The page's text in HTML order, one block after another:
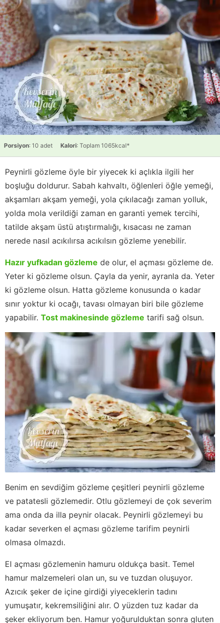
Porsiyon: 10 adet Kalori: Toplam 1065kcal*
Peynirli gözleme öyle bir yiyecek ki açlıkla ilgili her
boşluğu doldurur. Sabah kahvaltı, öğlenleri öğle yemeği,
akşamları akşam yemeği, yola çıkılacağı zaman yolluk,
yolda mola verildiği zaman en garanti yemek tercihi,
tatilde akşam üstü atıştırmalığı, kısacası ne zaman
nerede nasıl acıkılırsa acıkılsın gözleme yenebilir.
Hazır yufkadan gözleme de olur, el açması gözleme de.
Yeter ki gözleme olsun. Çayla da yenir, ayranla da. Yeter
ki gözleme olsun. Hatta gözleme konusunda o kadar
sınır yoktur ki ocağı, tavası olmayan biri bile gözleme
yapabilir. Tost makinesinde gözleme tarifi sağ olsun.
Benim en sevdiğim gözleme çeşitleri peynirli gözleme
ve patatesli gözlemedir. Otlu gözlemeyi de çok severim
ama onda da illa peynir olacak. Peynirli gözlemeyi bu
kadar severken el açması gözleme tarifim peynirli
olmasa olmazdı.
El açması gözlemenin hamuru oldukça basit. Temel
hamur malzemeleri olan un, su ve tuzdan oluşuyor.
Azıcık şeker de içine girdiği yiyeceklerin tadını
yumuşatır, kekremsiliğini alır. O yüzden tuz kadar da
şeker ekliyorum ben. Hamur yoğurulduktan sonra gluten